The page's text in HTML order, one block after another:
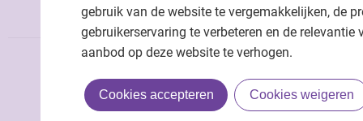
gebruik van de website te vergemakkelijken, de
gebruikerservaring te verbeteren en de relevantie
aanbod op deze website te verhogen.
Cookies accepteren Cookies weigeren